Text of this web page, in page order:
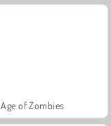
Age of Zombies